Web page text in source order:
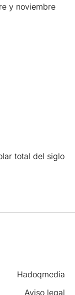
y noviembre
total del siglo
Hadoqmedia
Aviso legal